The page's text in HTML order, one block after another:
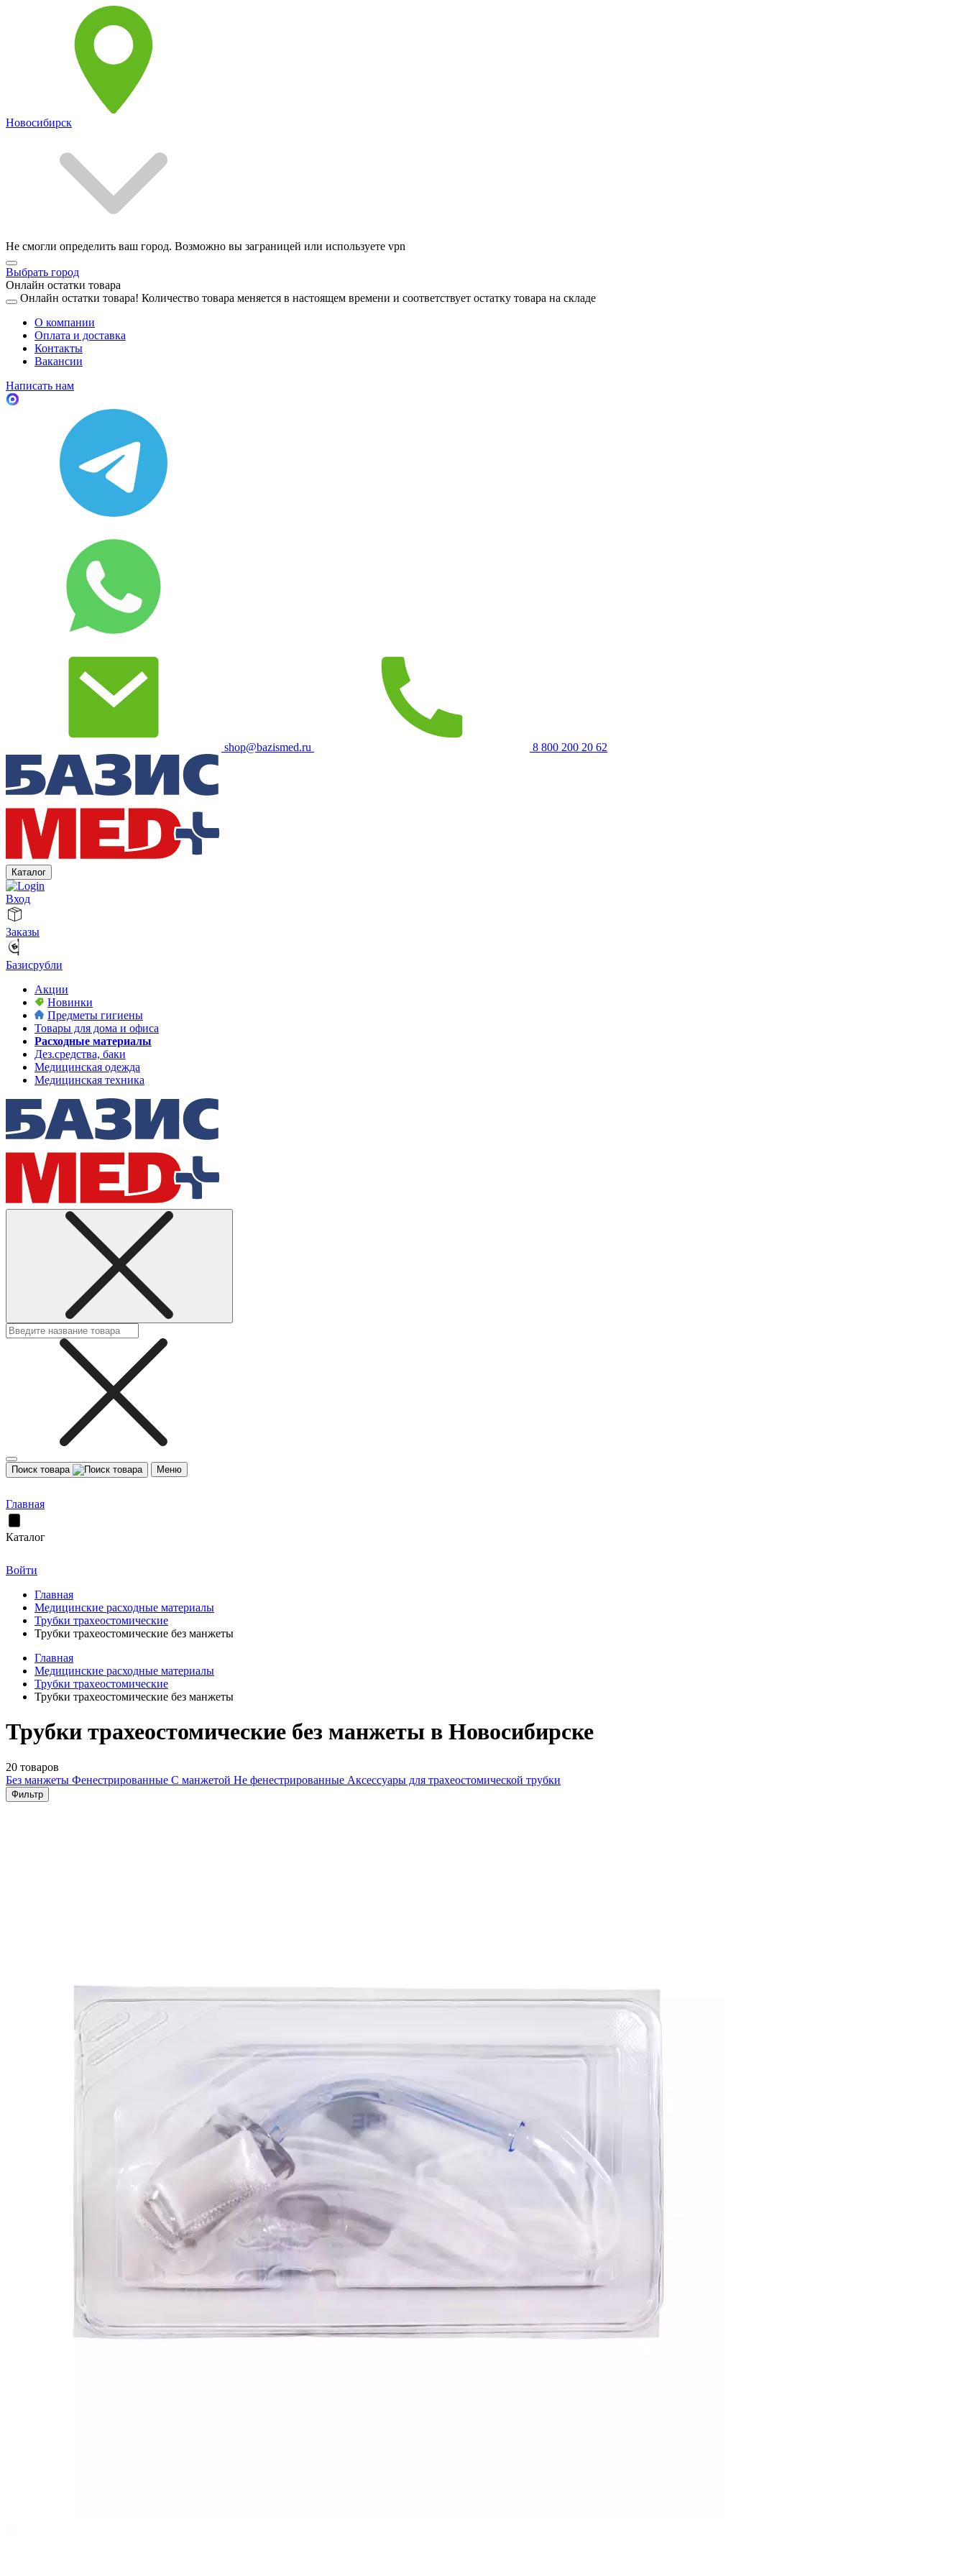
Новосибирск
Не смогли определить ваш город. Возможно вы заграницей или используете vpn
Выбрать город
Онлайн остатки товара
Онлайн остатки товара! Количество товара меняется в настоящем времени и соответствует остатку товара на складе
О компании
Оплата и доставка
Контакты
Вакансии
Написать нам
shop@bazismed.ru 8 800 200 20 62
Каталог
Вход
Заказы
Базисрубли
Акции
Новинки
Предметы гигиены
Товары для дома и офиса
Расходные материалы
Дез.средства, баки
Медицинская одежда
Медицинская техника
Поиск товара Меню
Главная
Каталог
Войти
Главная
Медицинские расходные материалы
Трубки трахеостомические
Трубки трахеостомические без манжеты
Главная
Медицинские расходные материалы
Трубки трахеостомические
Трубки трахеостомические без манжеты
Трубки трахеостомические без манжеты в Новосибирске
20 товаров
Без манжеты Фенестрированные С манжетой Не фенестрированные Аксессуары для трахеостомической трубки
Фильтр